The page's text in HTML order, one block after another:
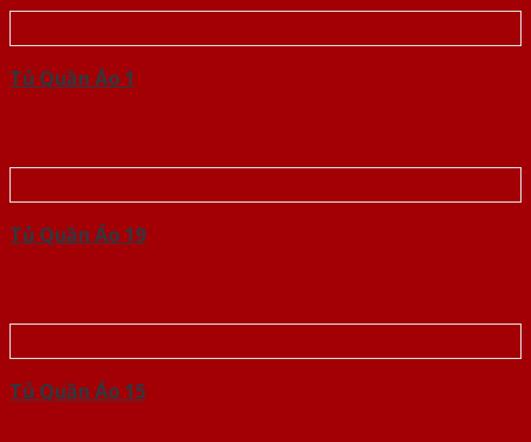
Tủ Quần Áo 1
Tủ Quần Áo 19
Tủ Quần Áo 15